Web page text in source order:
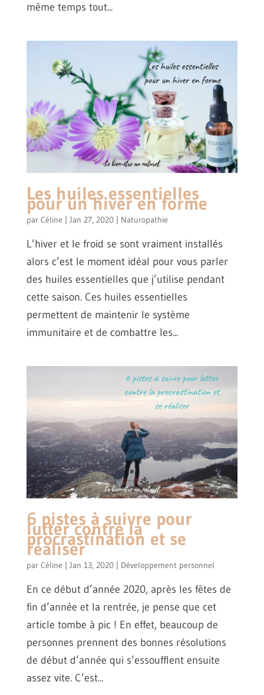
même temps tout...
Les huiles essentielles
pour un hiver en forme
par Céline Jan 27, 2020| Naturopathie
L’hiver et le froid se sont vraiment installés
alors c’est le moment idéal pour vous parler
des huiles essentielles que j’utilise pendant
cette saison. Ces huiles essentielles
permettent de maintenir le système
immunitaire et de combattre les...
6 pistes à suivre pour
lutter contre la
procrastination et se
réaliser
par Céline Jan 13, 2020| Développement personnel
En ce début d’année 2020, après les fêtes de
fin d’année et la rentrée, je pense que cet
article tombe à pic ! En effet, beaucoup de
personnes prennent des bonnes résolutions
de début d’année qui s’essoufflent ensuite
assez vite. C’est...